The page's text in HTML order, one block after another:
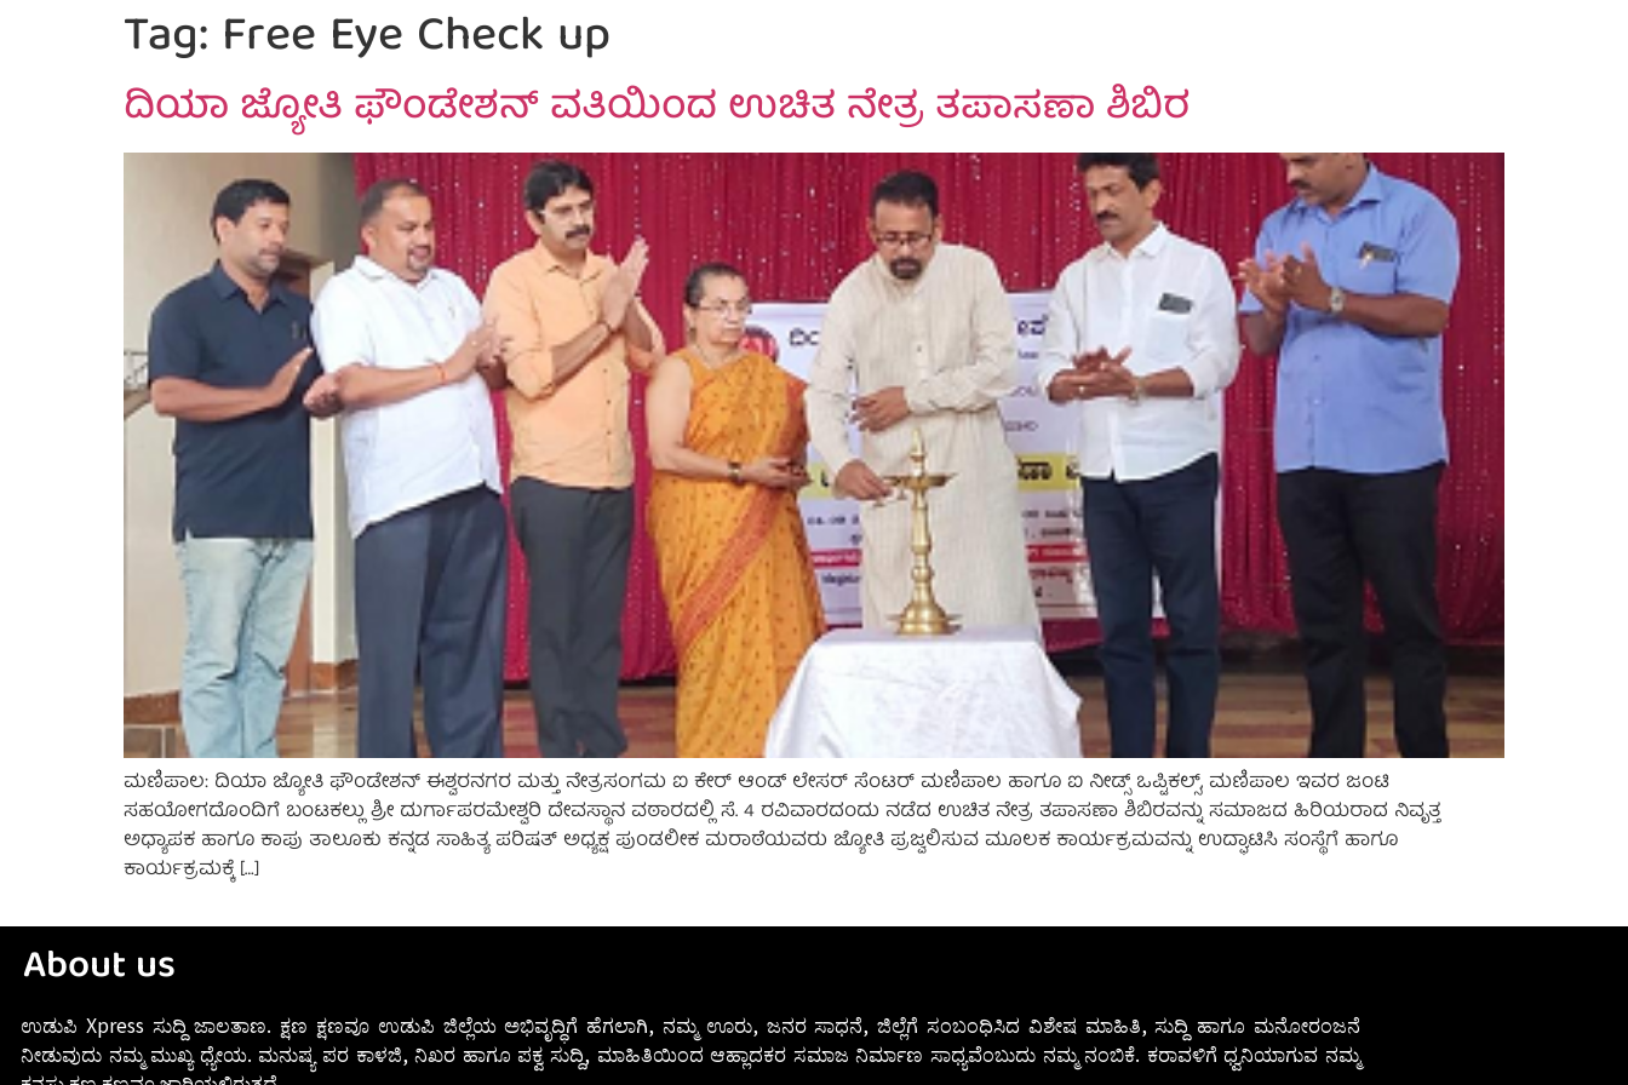
Tag: Free Eye Check up
ದಿಯಾ ಜ್ಯೋತಿ ಫೌಂಡೇಶನ್ ವತಿಯಿಂದ ಉಚಿತ ನೇತ್ರ ತಪಾಸಣಾ ಶಿಬಿರ
ಮಣಿಪಾಲ: ದಿಯಾ ಜ್ಯೋತಿ ಫೌಂಡೇಶನ್ ಈಶ್ವರನಗರ ಮತ್ತು ನೇತ್ರಸಂಗಮ ಐ ಕೇರ್ ಆಂಡ್ ಲೇಸರ್ ಸೆಂಟರ್ ಮಣಿಪಾಲ ಹಾಗೂ ಐ ನೀಡ್ಸ್ ಒಪ್ಟಿಕಲ್ಸ್, ಮಣಿಪಾಲ ಇವರ ಜಂಟಿ
ಸಹಯೋಗದೊಂದಿಗೆ ಬಂಟಕಲ್ಲು ಶ್ರೀ ದುರ್ಗಾಪರಮೇಶ್ವರಿ ದೇವಸ್ಥಾನ ವಠಾರದಲ್ಲಿ ಸೆ. 4 ರವಿವಾರದಂದು ನಡೆದ ಉಚಿತ ನೇತ್ರ ತಪಾಸಣಾ ಶಿಬಿರವನ್ನು ಸಮಾಜದ ಹಿರಿಯರಾದ ನಿವೃತ್ತ
ಅಧ್ಯಾಪಕ ಹಾಗೂ ಕಾಪು ತಾಲೂಕು ಕನ್ನಡ ಸಾಹಿತ್ಯ ಪರಿಷತ್ ಅಧ್ಯಕ್ಷ ಪುಂಡಲೀಕ ಮರಾಠೆಯವರು ಜ್ಯೋತಿ ಪ್ರಜ್ವಲಿಸುವ ಮೂಲಕ ಕಾರ್ಯಕ್ರಮವನ್ನು ಉದ್ಘಾಟಿಸಿ ಸಂಸ್ಥೆಗೆ ಹಾಗೂ
ಕಾರ್ಯಕ್ರಮಕ್ಕೆ […]
About us
ಉಡುಪಿ Xpress ಸುದ್ದಿ ಜಾಲತಾಣ. ಕ್ಷಣ ಕ್ಷಣವೂ ಉಡುಪಿ ಜಿಲ್ಲೆಯ ಅಭಿವೃದ್ಧಿಗೆ ಹೆಗಲಾಗಿ, ನಮ್ಮ ಊರು, ಜನರ ಸಾಧನೆ, ಜಿಲ್ಲೆಗೆ ಸಂಬಂಧಿಸಿದ ವಿಶೇಷ ಮಾಹಿತಿ, ಸುದ್ದಿ ಹಾಗೂ ಮನೋರಂಜನೆ
ನೀಡುವುದು ನಮ್ಮ ಮುಖ್ಯ ಧ್ಯೇಯ. ಮನುಷ್ಯ ಪರ ಕಾಳಜಿ, ನಿಖರ ಹಾಗೂ ಪಕ್ವ ಸುದ್ದಿ, ಮಾಹಿತಿಯಿಂದ ಆಹ್ಲಾದಕರ ಸಮಾಜ ನಿರ್ಮಾಣ ಸಾಧ್ಯವೆಂಬುದು ನಮ್ಮ ನಂಬಿಕೆ. ಕರಾವಳಿಗೆ ಧ್ವನಿಯಾಗುವ ನಮ್ಮ